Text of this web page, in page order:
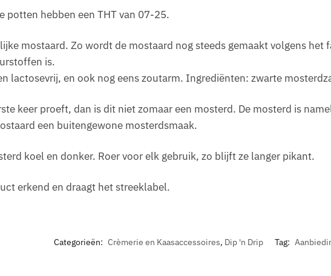
potten hebben een THT van 07-25.
mostaard. Zo wordt de mostaard nog steeds gemaakt volgens
is.
lactosevrij, en ook nog eens zoutarm. Ingrediënten: zwarte
keer proeft, dan is dit niet zomaar een mosterd. De mosterd is
een buitengewone mosterdsmaak.
koel en donker. Roer voor elk gebruik, zo blijft ze langer pikant.
erkend en draagt het streeklabel.
Categorieën: Crèmerie en Kaasaccessoires, Dip 'n Drip Tag: